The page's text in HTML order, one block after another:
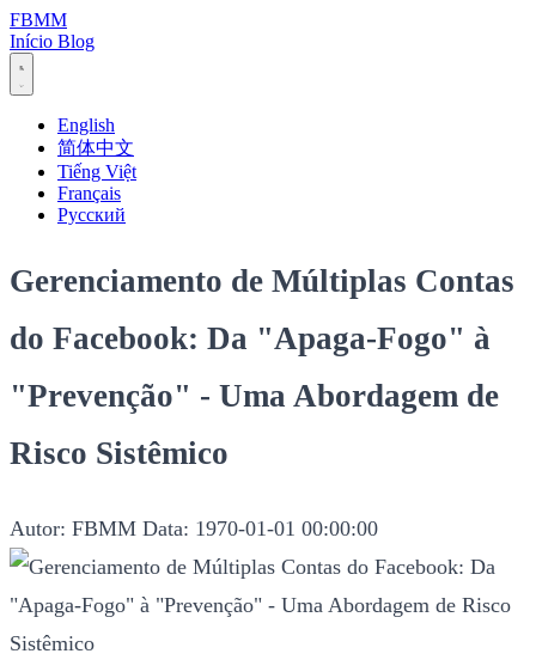
FBMM
Início Blog
English
简体中文
Tiếng Việt
Français
Русский
Gerenciamento de Múltiplas Contas
do Facebook: Da "Apaga-Fogo" à
"Prevenção" - Uma Abordagem de
Risco Sistêmico
Autor: FBMM Data: 1970-01-01 00:00:00